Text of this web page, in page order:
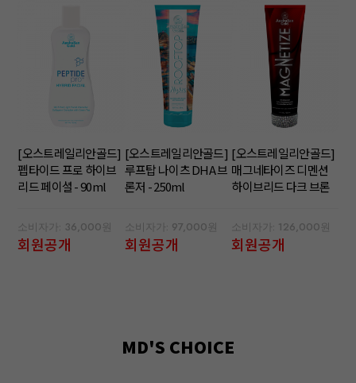
[오스트레일리안골드]
펩타이드 프로 하이브
리드 페이셜 - 90ml
소비자가: 36,000원
회원공개
[오스트레일리안골드]
루프탑 나이츠 DHA 브
론저 - 250ml
소비자가: 97,000원
회원공개
[오스트레일리안골드]
매그네타이즈 디멘션
하이브리드 다크 브론
소비자가: 126,000원
회원공개
MD'S CHOICE